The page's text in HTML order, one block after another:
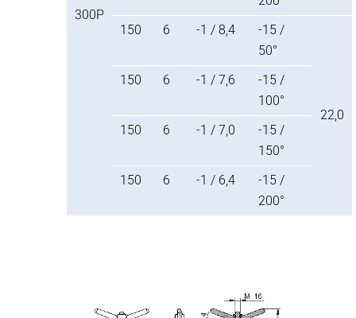
300P
150
6 -1 / 8,4
-15 /
50°
22,0
150 6 -1 / 7,6
-15 /
100°
150
6 -1 / 7,0
-15 /
150°
150
6 -1 / 6,4
-15 /
200°